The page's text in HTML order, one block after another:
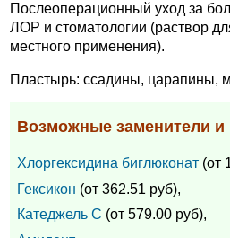
Послеоперационный уход за
ЛОР и стоматологии (раствор
местного применения).
Пластырь: ссадины, царапины,
Возможные заменители и
Хлоргексидина биглюконат (от
Гексикон (от 362.51 руб),
Катеджель С (от 579.00 руб),